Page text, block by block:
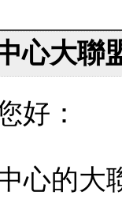
心大聯
好：
心的大